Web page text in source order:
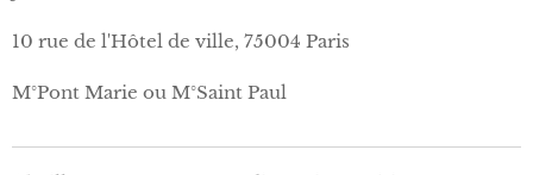
10 rue de l'Hôtel de ville, 75004 Paris
M°Pont Marie ou M°Saint Paul